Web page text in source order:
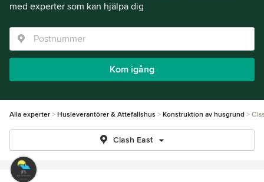
med experter som kan hjälpa dig
Kom igång
Alla experter Husleverantörer & Attefallshus Konstruktion av husgrund
Clash East